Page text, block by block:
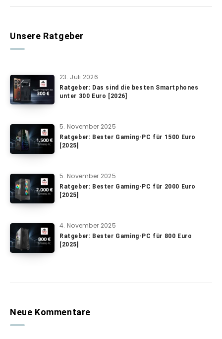
Unsere Ratgeber
23. Juli 2026
Ratgeber: Das sind die besten Smartphones
unter 300 Euro [2026]
5. November 2025
Ratgeber: Bester Gaming-PC für 1500 Euro
[2025]
5. November 2025
Ratgeber: Bester Gaming-PC für 2000 Euro
[2025]
4. November 2025
Ratgeber: Bester Gaming-PC für 800 Euro
[2025]
Neue Kommentare